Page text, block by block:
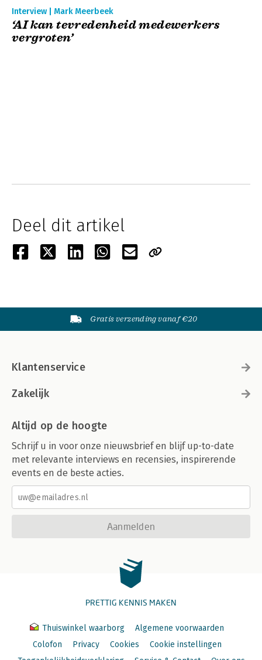
Interview | Mark Meerbeek
‘AI kan tevredenheid medewerkers
vergroten’
Deel dit artikel
Gratis verzending vanaf €20
Klantenservice
Zakelijk
Altijd op de hoogte
Schrijf u in voor onze nieuwsbrief en blijf up-to-date
met relevante interviews en recensies, inspirerende
events en de beste acties.
Aanmelden
PRETTIG KENNIS MAKEN
Thuiswinkel waarborg
Algemene voorwaarden
Colofon
Privacy Cookies
Cookie instellingen